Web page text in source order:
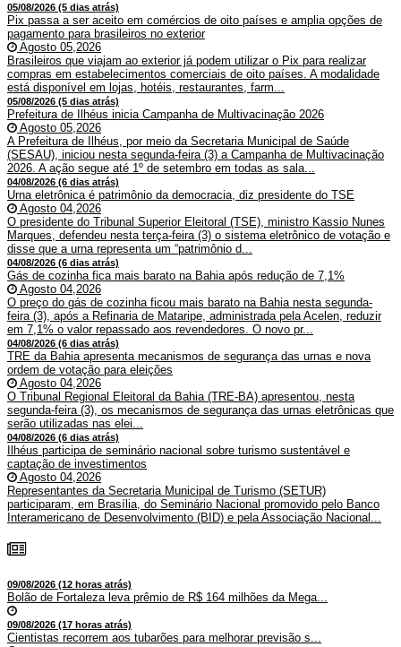
05/08/2026 (5 dias atrás)
Pix passa a ser aceito em comércios de oito países e amplia opções de
pagamento para brasileiros no exterior
Agosto 05,2026
Brasileiros que viajam ao exterior já podem utilizar o Pix para realizar
compras em estabelecimentos comerciais de oito países. A modalidade
está disponível em lojas, hotéis, restaurantes, farm...
05/08/2026 (5 dias atrás)
Prefeitura de Ilhéus inicia Campanha de Multivacinação 2026
Agosto 05,2026
A Prefeitura de Ilhéus, por meio da Secretaria Municipal de Saúde
(SESAU), iniciou nesta segunda-feira (3) a Campanha de Multivacinação
2026. A ação segue até 1º de setembro em todas as sala...
04/08/2026 (6 dias atrás)
Urna eletrônica é patrimônio da democracia, diz presidente do TSE
Agosto 04,2026
O presidente do Tribunal Superior Eleitoral (TSE), ministro Kassio Nunes
Marques, defendeu nesta terça-feira (3) o sistema eletrônico de votação e
disse que a urna representa um “patrimônio d...
04/08/2026 (6 dias atrás)
Gás de cozinha fica mais barato na Bahia após redução de 7,1%
Agosto 04,2026
O preço do gás de cozinha ficou mais barato na Bahia nesta segunda-
feira (3), após a Refinaria de Mataripe, administrada pela Acelen, reduzir
em 7,1% o valor repassado aos revendedores. O novo pr...
04/08/2026 (6 dias atrás)
TRE da Bahia apresenta mecanismos de segurança das urnas e nova
ordem de votação para eleições
Agosto 04,2026
O Tribunal Regional Eleitoral da Bahia (TRE-BA) apresentou, nesta
segunda-feira (3), os mecanismos de segurança das urnas eletrônicas que
serão utilizadas nas elei...
04/08/2026 (6 dias atrás)
Ilhéus participa de seminário nacional sobre turismo sustentável e
captação de investimentos
Agosto 04,2026
Representantes da Secretaria Municipal de Turismo (SETUR)
participaram, em Brasília, do Seminário Nacional promovido pelo Banco
Interamericano de Desenvolvimento (BID) e pela Associação Nacional...
09/08/2026 (12 horas atrás)
Bolão de Fortaleza leva prêmio de R$ 164 milhões da Mega...
09/08/2026 (17 horas atrás)
Cientistas recorrem aos tubarões para melhorar previsão s...